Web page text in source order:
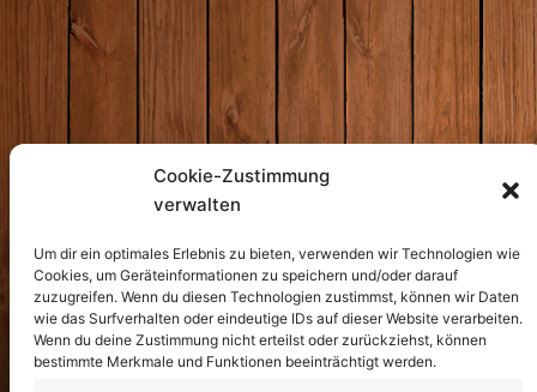
Cookie-Zustimmung
verwalten
Um dir ein optimales Erlebnis zu bieten, verwenden wir Technologien wie
Cookies, um Geräteinformationen zu speichern und/oder darauf
zuzugreifen. Wenn du diesen Technologien zustimmst, können wir Daten
wie das Surfverhalten oder eindeutige IDs auf dieser Website verarbeiten.
Wenn du deine Zustimmung nicht erteilst oder zurückziehst, können
bestimmte Merkmale und Funktionen beeinträchtigt werden.